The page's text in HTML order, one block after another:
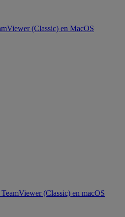
(Classic) en MacOS
(Classic) en macOS